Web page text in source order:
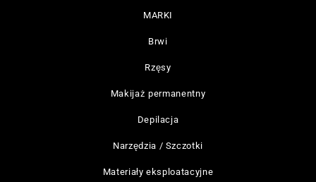
MARKI
Brwi
Rzęsy
Makijaż permanentny
Depilacja
Narzędzia / Szczotki
Materiały eksploatacyjne